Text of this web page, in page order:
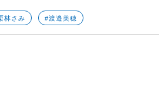
林さみ #渡邉美穂